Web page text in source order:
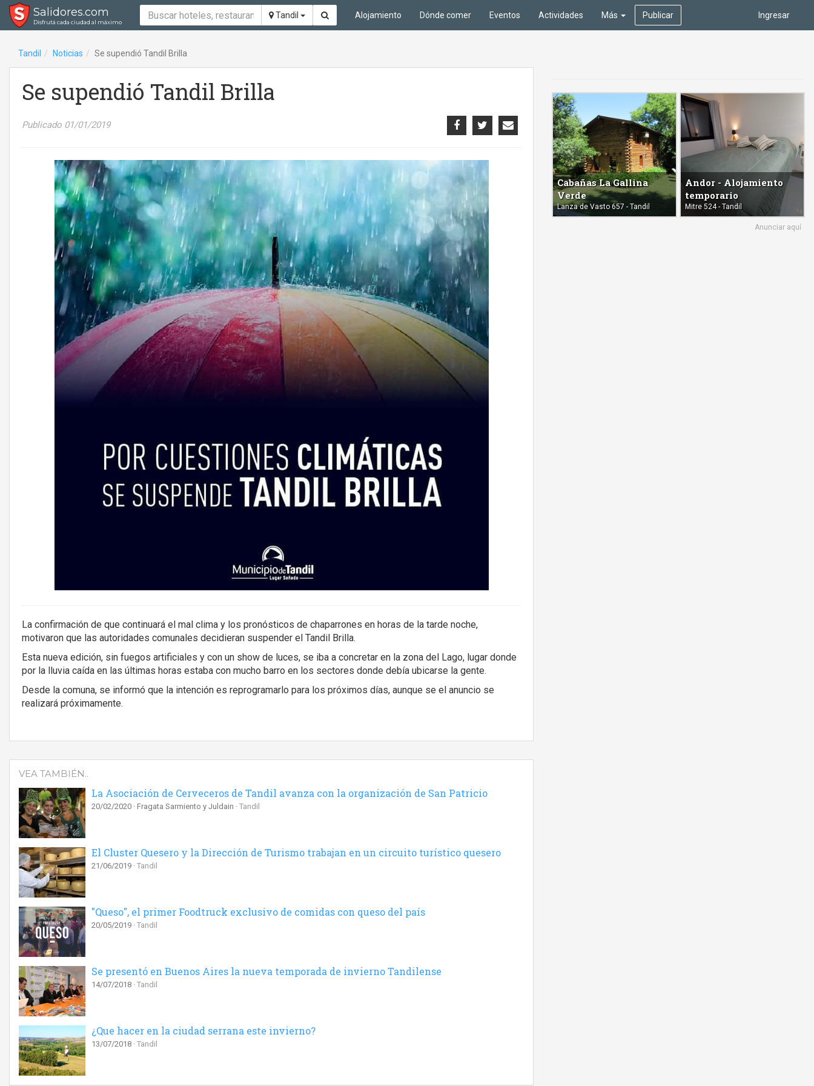
Salidores.com
Disfrutá cada ciudad al máximo
Tandil Ingresar
Alojamiento Dónde comer Eventos Actividades Más Publicar
Tandil Noticias Se supendió Tandil Brilla
Se supendió Tandil Brilla
Publicado 01/01/2019
La confirmación de que continuará el mal clima y los pronósticos de chaparrones en horas de la tarde noche,
motivaron que las autoridades comunales decidieran suspender el Tandil Brilla.
Esta nueva edición, sin fuegos artificiales y con un show de luces, se iba a concretar en la zona del Lago, lugar donde
por la lluvia caída en las últimas horas estaba con mucho barro en los sectores donde debía ubicarse la gente.
Desde la comuna, se informó que la intención es reprogramarlo para los próximos días, aunque se el anuncio se
realizará próximamente.
VEA TAMBIÉN..
La Asociación de Cerveceros de Tandil avanza con la organización de San Patricio
20/02/2020 Fragata Sarmiento y Juldain Tandil
El Cluster Quesero y la Dirección de Turismo trabajan en un circuito turístico quesero
21/06/2019 Tandil
"Queso", el primer Foodtruck exclusivo de comidas con queso del país
20/05/2019 Tandil
Se presentó en Buenos Aires la nueva temporada de invierno Tandilense
14/07/2018 Tandil
¿Que hacer en la ciudad serrana este invierno?
13/07/2018 Tandil
Cabañas La Gallina
Verde
Lanza de Vasto 657 - Tandil
Andor - Alojamiento
temporario
Mitre 524 - Tandil
Anunciar aquí